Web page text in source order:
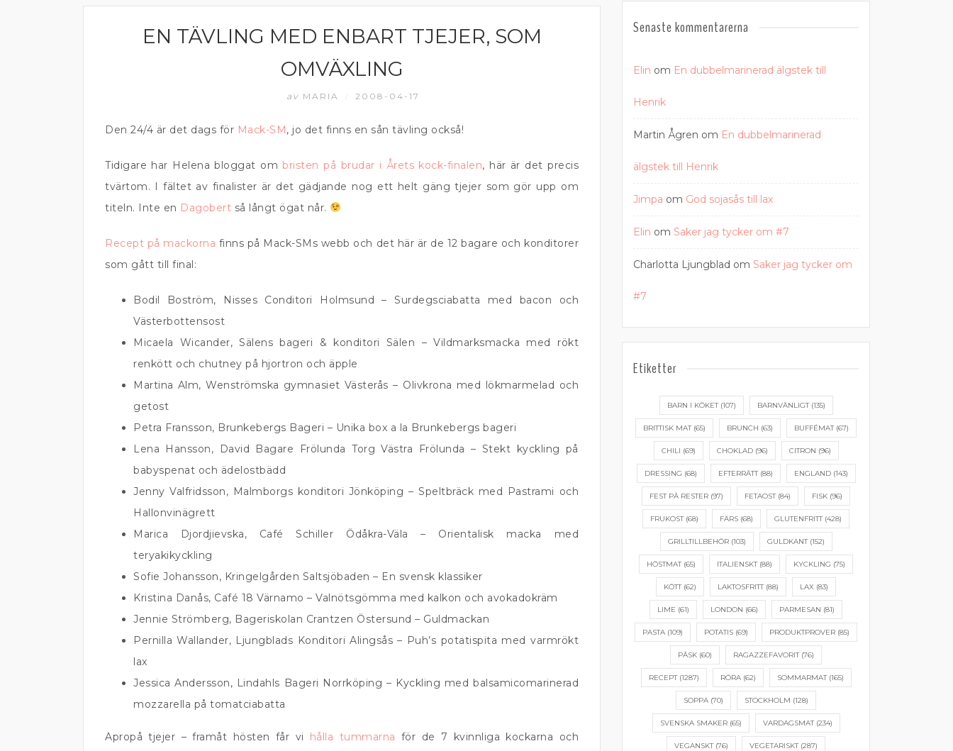
EN TÄVLING MED ENBART TJEJER, SOM
OMVÄXLING
av MARIA 2008-04-17
Den 24/4 är det dags för Mack-SM, jo det finns en sån tävling också!
Tidigare har Helena bloggat om bristen på brudar i Årets kock-finalen, här är det precis
tvärtom. I fältet av finalister är det gädjande nog ett helt gäng tjejer som gör upp om
titeln. Inte en Dagobert så långt ögat når.
Recept på mackorna finns på Mack-SMs webb och det här är de 12 bagare och konditorer
som gått till final:
Bodil Boström, Nisses Conditori Holmsund – Surdegsciabatta med bacon och
Västerbottensost
Micaela Wicander, Sälens bageri & konditori Sälen – Vildmarksmacka med rökt
renkött och chutney på hjortron och äpple
Martina Alm, Wenströmska gymnasiet Västerås – Olivkrona med lökmarmelad och
getost
Petra Fransson, Brunkebergs Bageri – Unika box a la Brunkebergs bageri
Lena Hansson, David Bagare Frölunda Torg Västra Frölunda – Stekt kyckling på
babyspenat och ädelostbädd
Jenny Valfridsson, Malmborgs konditori Jönköping – Speltbräck med Pastrami och
Hallonvinägrett
Marica Djordjievska, Café Schiller Ödåkra-Väla – Orientalisk macka med
teryakikyckling
Sofie Johansson, Kringelgården Saltsjöbaden – En svensk klassiker
Kristina Danås, Café 18 Värnamo – Valnötsgömma med kalkon och avokadokräm
Jennie Strömberg, Bageriskolan Crantzen Östersund – Guldmackan
Pernilla Wallander, Ljungblads Konditori Alingsås – Puh’s potatispita med varmrökt
lax
Jessica Andersson, Lindahls Bageri Norrköping – Kyckling med balsamicomarinerad
mozzarella på tomatciabatta
Apropå tjejer – framåt hösten får vi hålla tummarna för de 7 kvinnliga kockarna och
Senaste kommentarerna
Elin om En dubbelmarinerad älgstek till
Henrik
Martin Ågren om En dubbelmarinerad
älgstek till Henrik
Jimpa om God sojasås till lax
Elin om Saker jag tycker om #7
Charlotta Ljungblad om Saker jag tycker om
#7
Etiketter
BARN I KÖKET(107) BARNVÄNLIGT(135)
BRITTISK MAT(65) BRUNCH (63) BUFFÉMAT(67)
CHILI (69) CHOKLAD(96) CITRON (96)
DRESSING (68) EFTERRÄTT(88) ENGLAND(143)
FEST PÅ RESTER (97) FETAOST(84) FISK (96)
FRUKOST(68) FÄRS (68) GLUTENFRITT(428)
GRILLTILLBEHÖR(103) GULDKANT(152)
HÖSTMAT(65) ITALIENSKT(88) KYCKLING (75)
KÖTT(62) LAKTOSFRITT(88) LAX (83)
LIME (61) LONDON (66) PARMESAN (81)
PASTA (109) POTATIS (69) PRODUKTPROVER (85)
PÅSK (60) RAGAZZEFAVORIT(76)
RECEPT(1287) RÖRA(62) SOMMARMAT(165)
SOPPA (70) STOCKHOLM (128)
SVENSKA SMAKER(65) VARDAGSMAT(234)
VEGANSKT(76) VEGETARISKT(287)